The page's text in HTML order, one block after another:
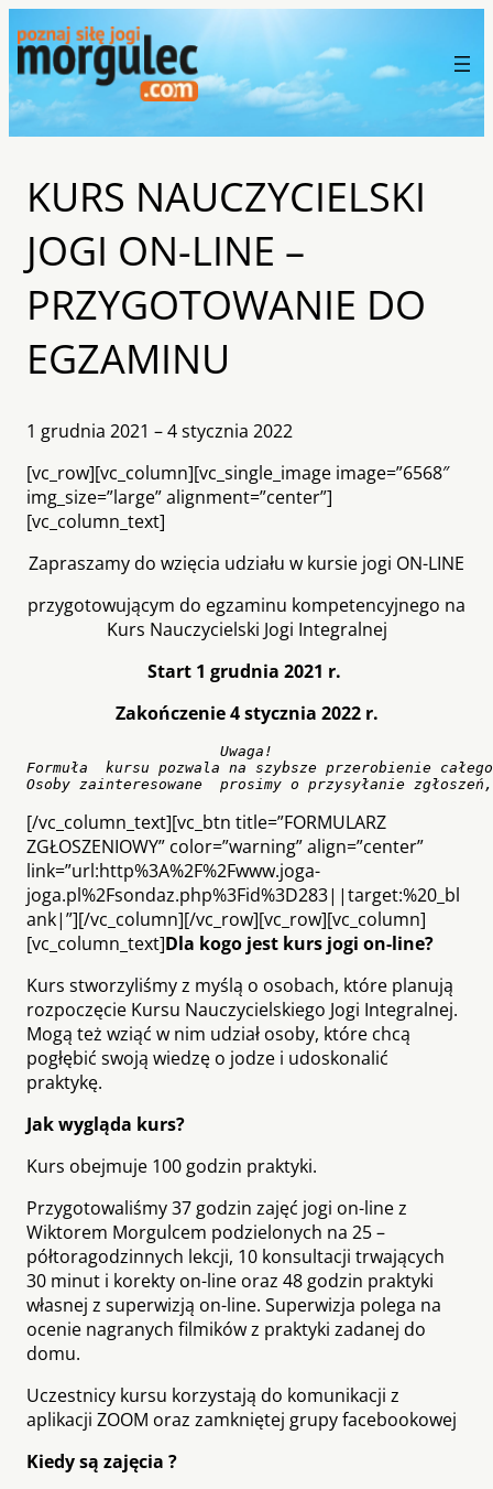
KURS NAUCZYCIELSKI
JOGI ON-LINE –
PRZYGOTOWANIE DO
EGZAMINU
1 grudnia 2021 – 4 stycznia 2022
[vc_row][vc_column][vc_single_image image=”6568″
img_size=”large” alignment=”center”]
[vc_column_text]
Zapraszamy do wzięcia udziału w kursie jogi ON-LINE
przygotowującym do egzaminu kompetencyjnego na
Kurs Nauczycielski Jogi Integralnej
Start 1 grudnia 2021 r.
Zakończenie 4 stycznia 2022 r.
Uwaga!
Formuła  kursu pozwala na szybsze przerobienie
Osoby zainteresowane  prosimy o przysyłanie
[/vc_column_text][vc_btn title=”FORMULARZ
ZGŁOSZENIOWY” color=”warning” align=”center”
link=”url:http%3A%2F%2Fwww.joga-
joga.pl%2Fsondaz.php%3Fid%3D283||target:%20_bl
ank|”][/vc_column][/vc_row][vc_row][vc_column]
[vc_column_text]Dla kogo jest kurs jogi on-line?
Kurs stworzyliśmy z myślą o osobach, które planują
rozpoczęcie Kursu Nauczycielskiego Jogi Integralnej.
Mogą też wziąć w nim udział osoby, które chcą
pogłębić swoją wiedzę o jodze i udoskonalić
praktykę.
Jak wygląda kurs?
Kurs obejmuje 100 godzin praktyki.
Przygotowaliśmy 37 godzin zajęć jogi on-line z
Wiktorem Morgulcem podzielonych na 25 –
półtoragodzinnych lekcji, 10 konsultacji trwających
30 minut i korekty on-line oraz 48 godzin praktyki
własnej z superwizją on-line. Superwizja polega na
ocenie nagranych filmików z praktyki zadanej do
domu.
Uczestnicy kursu korzystają do komunikacji z
aplikacji ZOOM oraz zamkniętej grupy facebookowej
Kiedy są zajęcia ?